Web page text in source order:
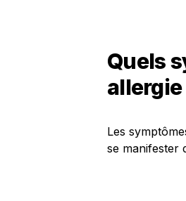
Quels
Les
se manifester